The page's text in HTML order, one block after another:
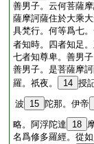
善男子。云何菩薩
薩摩訶薩住於大乘
具梵行。何等爲七
者知時。四者知足
七者知尊卑。善男
善男子。是菩薩摩
羅。祇夜。
14 授
波
15 陀那。伊帝
略。阿浮陀達
18
名爲修多羅經。從